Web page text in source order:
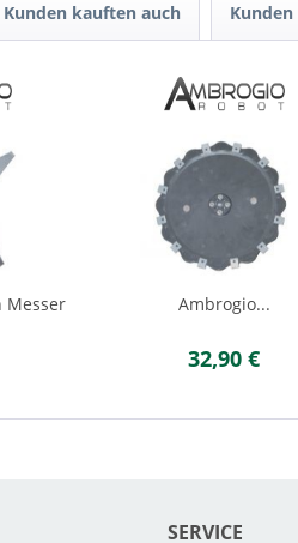
Kunden kauften auch
Messer
Ambrogio...
32,90 €
SERVICE